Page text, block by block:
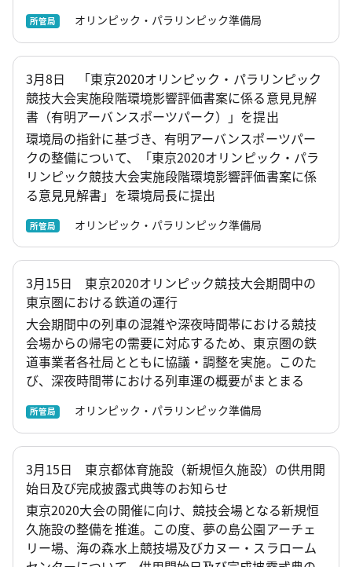
所管局 オリンピック・パラリンピック準備局
3月8日 「東京2020オリンピック・パラリンピック
競技大会実施段階環境影響評価書案に係る意見見解
書（有明アーバンスポーツパーク）」を提出
環境局の指針に基づき、有明アーバンスポーツパー
クの整備について、「東京2020オリンピック・パラ
リンピック競技大会実施段階環境影響評価書案に係
る意見見解書」を環境局長に提出
所管局 オリンピック・パラリンピック準備局
3月15日 東京2020オリンピック競技大会期間中の
東京圏における鉄道の運行
大会期間中の列車の混雑や深夜時間帯における競技
会場からの帰宅の需要に対応するため、東京圏の鉄
道事業者各社局とともに協議・調整を実施。このた
び、深夜時間帯における列車運の概要がまとまる
所管局 オリンピック・パラリンピック準備局
3月15日 東京都体育施設（新規恒久施設）の供用開
始日及び完成披露式典等のお知らせ
東京2020大会の開催に向け、競技会場となる新規恒
久施設の整備を推進。この度、夢の島公園アーチェ
リー場、海の森水上競技場及びカヌー・スラローム